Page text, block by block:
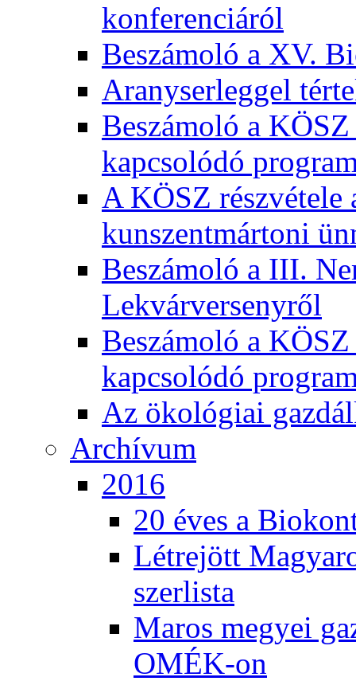
konferenciáról
Beszámoló a XV.
Aranyserleggel
Beszámoló a
kapcsolódó
A KÖSZ részvétele
kunszentmártoni
Beszámoló a III.
Lekvárversenyről
Beszámoló a
kapcsolódó
Az ökológiai
Archívum
2016
20 éves a
Létrejött
szerlista
Maros megyei
OMÉK-on